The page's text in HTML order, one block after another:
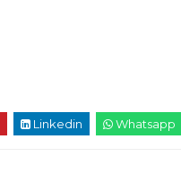
Linkedin Whatsapp